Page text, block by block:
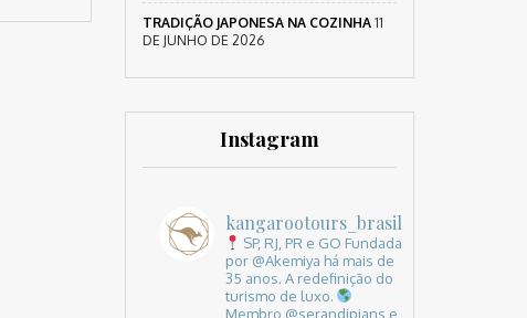
TRADIÇÃO JAPONESA NA COZINHA 11
DE JUNHO DE 2026
Instagram
kangarootours_brasil
SP, RJ, PR e GO Fundada
por @Akemiya há mais de
35 anos. A redefinição do
turismo de luxo.
Membro @serandipians e